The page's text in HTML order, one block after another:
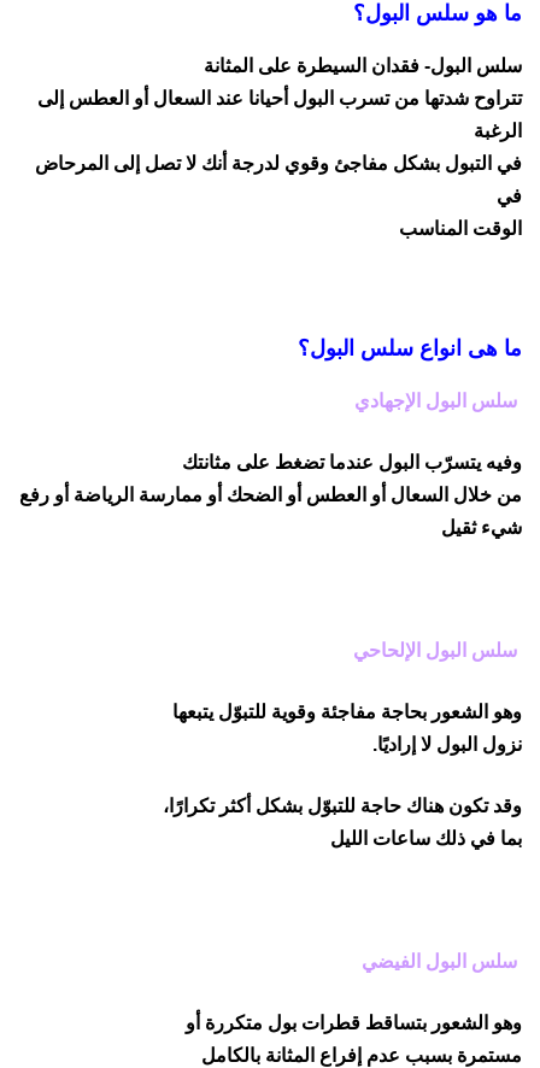
ما هو سلس البول؟
سلس البول- فقدان السيطرة على المثانة
تتراوح شدتها من تسرب البول أحيانا عند السعال أو العطس إلى
الرغبة
في التبول بشكل مفاجئ وقوي لدرجة أنك لا تصل إلى المرحاض
في
الوقت المناسب
ما هى انواع سلس البول؟
سلس البول الإجهادي
وفيه يتسرّب البول عندما تضغط على مثانتك
من خلال السعال أو العطس أو الضحك أو ممارسة الرياضة أو رفع
شيء ثقيل
سلس البول الإلحاحي
وهو الشعور بحاجة مفاجئة وقوية للتبوّل يتبعها
نزول البول لا إراديًا.
وقد تكون هناك حاجة للتبوّل بشكل أكثر تكرارًا،
بما في ذلك ساعات الليل
سلس البول الفيضي
وهو الشعور بتساقط قطرات بول متكررة أو
مستمرة بسبب عدم إفراع المثانة بالكامل